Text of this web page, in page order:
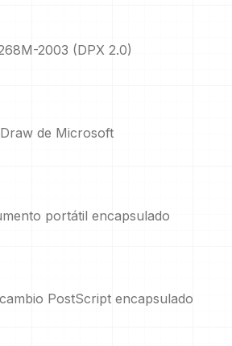
2003 (DPX 2.0)
de Microsoft
portátil encapsulado
PostScript encapsulado